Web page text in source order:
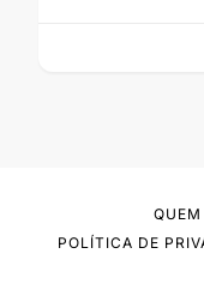
POLÍTICA DE